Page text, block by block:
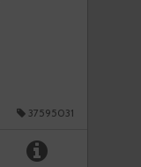
37595031